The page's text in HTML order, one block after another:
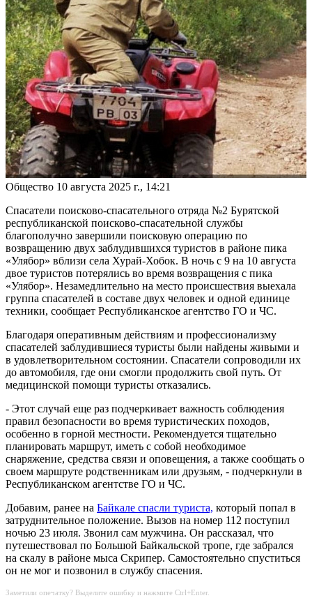
Общество 10 августа 2025 г., 14:21
Спасатели поисково-спасательного отряда №2 Бурятской
республиканской поисково-спасательной службы
благополучно завершили поисковую операцию по
возвращению двух заблудившихся туристов в районе пика
«Улябор» вблизи села Хурай-Хобок. В ночь с 9 на 10 августа
двое туристов потерялись во время возвращения с пика
«Улябор». Незамедлительно на место происшествия выехала
группа спасателей в составе двух человек и одной единице
техники, сообщает Республиканское агентство ГО и ЧС.
Благодаря оперативным действиям и профессионализму
спасателей заблудившиеся туристы были найдены живыми и
в удовлетворительном состоянии. Спасатели сопроводили их
до автомобиля, где они смогли продолжить свой путь. От
медицинской помощи туристы отказались.
- Этот случай еще раз подчеркивает важность соблюдения
правил безопасности во время туристических походов,
особенно в горной местности. Рекомендуется тщательно
планировать маршрут, иметь с собой необходимое
снаряжение, средства связи и оповещения, а также сообщать о
своем маршруте родственникам или друзьям, - подчеркнули в
Республиканском агентстве ГО и ЧС.
Добавим, ранее на Байкале спасли туриста, который попал в
затруднительное положение. Вызов на номер 112 поступил
ночью 23 июля. Звонил сам мужчина. Он рассказал, что
путешествовал по Большой Байкальской тропе, где забрался
на скалу в районе мыса Скрипер. Самостоятельно спуститься
он не мог и позвонил в службу спасения.
Заметили опечатку? Выделите ошибку и нажмите Ctrl+Enter.